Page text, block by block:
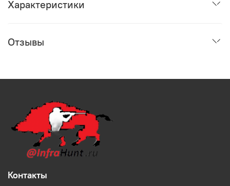
Характеристики
Отзывы
Контакты